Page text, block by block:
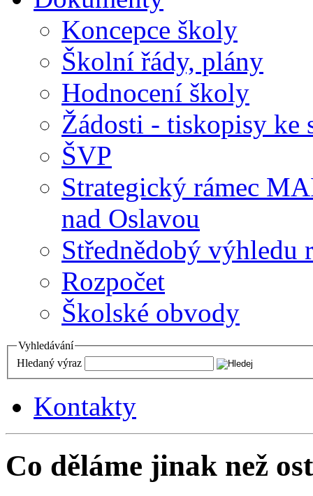
Koncepce školy
Školní řády, plány
Hodnocení školy
Žádosti - tiskopisy ke
ŠVP
Strategický rámec
nad Oslavou
Střednědobý výhledu
Rozpočet
Školské obvody
Vyhledávání
Hledaný výraz
Kontakty
Co děláme jinak než